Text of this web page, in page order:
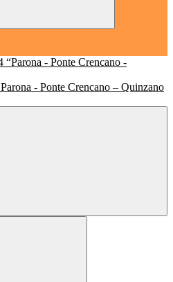
Parona - Ponte Crencano – Quinzano